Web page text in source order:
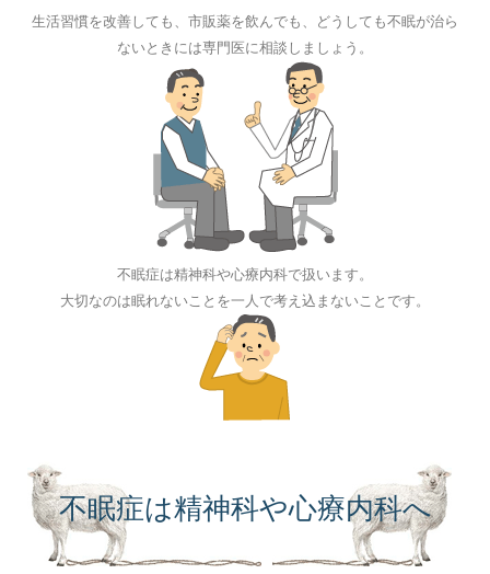
生活習慣を改善しても、市販薬を飲んでも、どうしても不眠が治ら
ないときには専門医に相談しましょう。
不眠症は精神科や心療内科で扱います。
大切なのは眠れないことを一人で考え込まないことです。
不眠症は精神科や心療内科へ